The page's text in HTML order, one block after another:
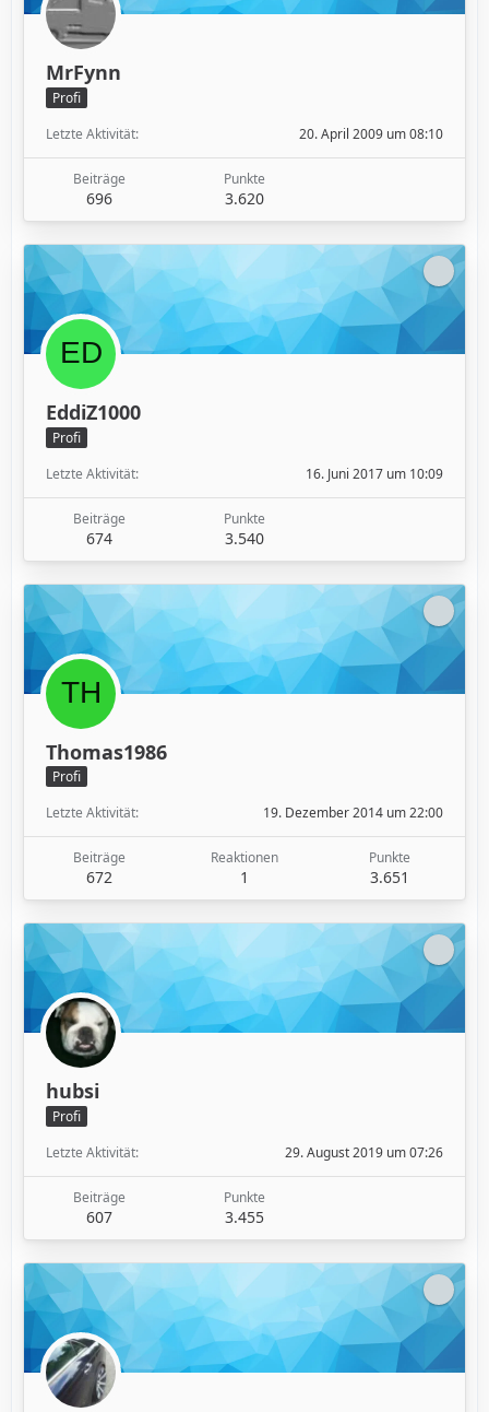
MrFynn
Profi
Letzte Aktivität
20. April 2009 um 08:10
Beiträge
696
Punkte
3.620
EddiZ1000
Profi
Letzte Aktivität
16. Juni 2017 um 10:09
Beiträge
674
Punkte
3.540
Thomas1986
Profi
Letzte Aktivität
19. Dezember 2014 um 22:00
Beiträge
672
Reaktionen
1
Punkte
3.651
hubsi
Profi
Letzte Aktivität
29. August 2019 um 07:26
Beiträge
607
Punkte
3.455